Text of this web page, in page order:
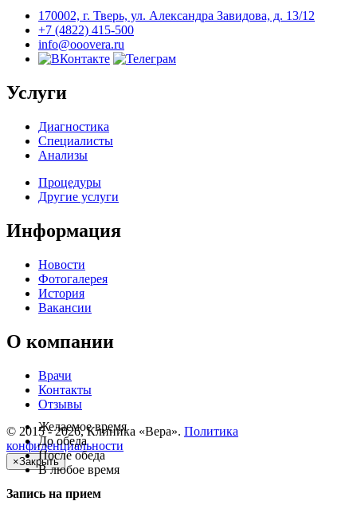
170002, г. Тверь, ул. Александра Завидова, д. 13/12
+7 (4822) 415-500
info@ooovera.ru
Услуги
Диагностика
Специалисты
Анализы
Процедуры
Другие услуги
Информация
Новости
Фотогалерея
История
Вакансии
О компании
Врачи
Контакты
Отзывы
© 2015 - 2026, Клиника «Вера». Политика
конфиденциальности
×Закрыть
Запись на прием
Желаемое время
До обеда
После обеда
В любое время